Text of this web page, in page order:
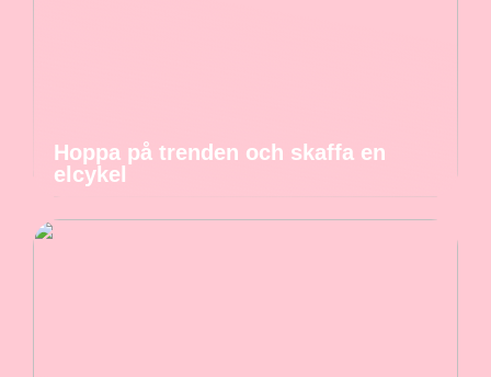
Hoppa på trenden och skaffa en
elcykel